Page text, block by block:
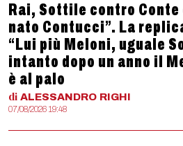
Rai, Sottile contro Conte
nato Contucci”. La
“Lui più Meloni, uguale
intanto dopo un anno il
è al palo
di ALESSANDRO RIGHI
07/08/2026 19:48